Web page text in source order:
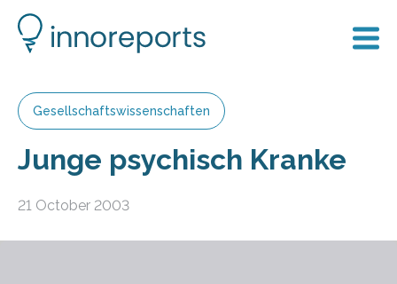
Gesellschaftswissenschaften
Junge psychisch Kranke
21 October 2003